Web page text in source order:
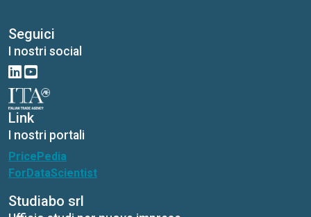
Seguici
I nostri social
Link
I nostri portali
PricePedia
ForDataScientist
Studiabo srl